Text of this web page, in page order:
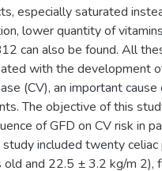
especially saturated
lower quantity of
can also be found. All
with the development
(CV), an important
The objective of this
of GFD on CV risk in
study included twenty
and 22.5 ± 3.2 kg/m 2),